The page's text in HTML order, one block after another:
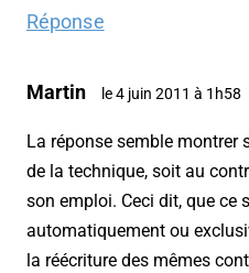
Réponse
Martin le 4 juin 2011 à 1h58
La réponse semble montrer
de la technique, soit au
son emploi. Ceci dit, que ce
automatiquement ou
la réécriture des mêmes